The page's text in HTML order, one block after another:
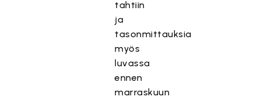
tahtiin
ja
tasonmittauksia
myös
luvassa
ennen
marraskuun